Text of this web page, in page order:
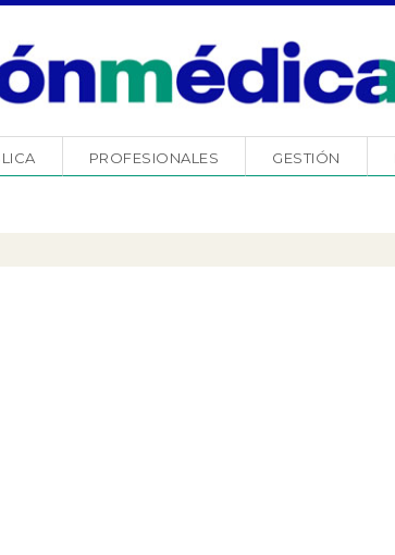
PROFESIONALES GESTIÓN